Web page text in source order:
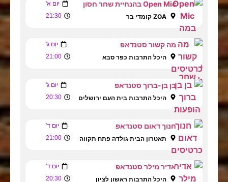
Open Mic בהנחיית שחר חסון יום א'
ZOA קומדי בר 21:30
מה קשור סטנדאפ יום ג'
היכל התרבות כפר סבא 21:00
בן בן-ברוך סטנדאפ יום ג'
היכל התרבות בית העם ירושלים 20:30
חנוך דאום סטנדאפ יום ד'
תאטרון הבית גולדה פתח תקווה 21:00
אדיר מילר סטנדאפ יום ד'
היכל התרבות ראשון לציון 20:30